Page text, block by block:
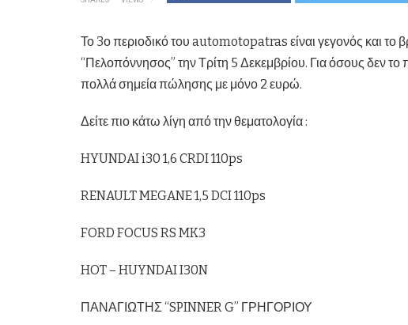
Το 3ο περιοδικό του automotopatras είναι γεγονός και το
“Πελοπόννησος” την Τρίτη 5 Δεκεμβρίου. Για όσους δεν
πολλά σημεία πώλησης με μόνο 2 ευρώ.
Δείτε πιο κάτω λίγη από την θεματολογία :
HYUNDAI i30 1,6 CRDI 110ps
RENAULT MEGANE 1,5 DCI 110ps
FORD FOCUS RS MK3
HOT – HUYNDAI I30N
ΠΑΝΑΓΙΩΤΗΣ “SPINNER G” ΓΡΗΓΟΡΙΟΥ